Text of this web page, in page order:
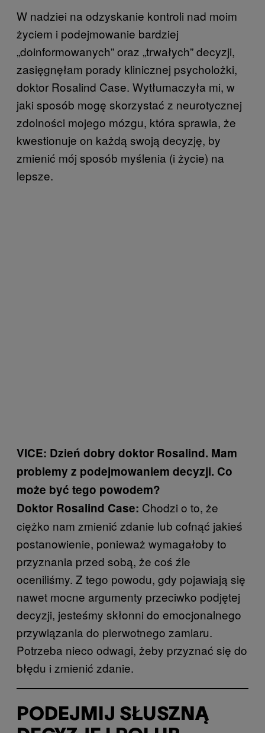
W nadziei na odzyskanie kontroli nad moim
życiem i podejmowanie bardziej
„doinformowanych” oraz „trwałych” decyzji,
zasięgnęłam porady klinicznej psycholożki,
doktor Rosalind Case. Wytłumaczyła mi, w
jaki sposób mogę skorzystać z neurotycznej
zdolności mojego mózgu, która sprawia, że
kwestionuje on każdą swoją decyzję, by
zmienić mój sposób myślenia (i życie) na
lepsze.
VICE: Dzień dobry doktor Rosalind. Mam
problemy z podejmowaniem decyzji. Co
może być tego powodem?
Doktor Rosalind Case: Chodzi o to, że
ciężko nam zmienić zdanie lub cofnąć jakieś
postanowienie, ponieważ wymagałoby to
przyznania przed sobą, że coś źle
oceniliśmy. Z tego powodu, gdy pojawiają się
nawet mocne argumenty przeciwko podjętej
decyzji, jesteśmy skłonni do emocjonalnego
przywiązania do pierwotnego zamiaru.
Potrzeba nieco odwagi, żeby przyznać się do
błędu i zmienić zdanie.
PODEJMIJ SŁUSZNĄ